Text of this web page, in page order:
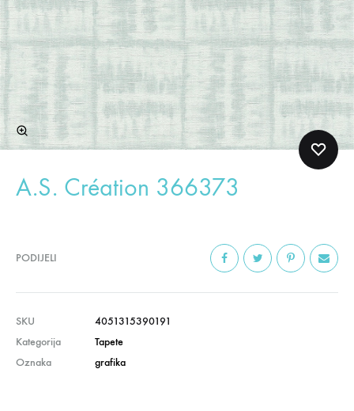
A.S. Création 366373
PODIJELI
SKU
4051315390191
Kategorija
Tapete
Oznaka
grafika